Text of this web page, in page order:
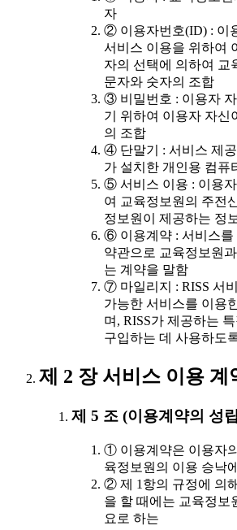
자
② 이용자번호(ID) : 이
서비스 이용을 위하여
자의 선택에 의하여 교
문자와 숫자의 조합
③ 비밀번호 : 이용자
기 위하여 이용자 자신
의 조합
④ 단말기 : 서비스 제
가 설치한 개인용 컴퓨
⑤ 서비스 이용 : 이용
여 교육정보원의 주전
정보원이 제공하는 정
⑥ 이용계약 : 서비스를
약관으로 교육정보원
는 계약을 말함
⑦ 마일리지 : RISS 서
가능한 서비스를 이용
며, RISS가 제공하는
구입하는 데 사용하도
제 2 장 서비스 이용 계
제 5 조 (이용계약의 성
① 이용계약은 이용자
육정보원의 이용 승낙
② 제 1항의 규정에 의
을 할 때에는 교육정보
요로 하는